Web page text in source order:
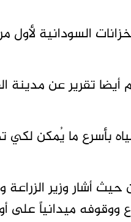
السودانية
تقرير عن مدينة
بأسرع ما يُمكن لكي
أشار وزير الزراعة
ميدانياً على